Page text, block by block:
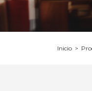
Inicio >